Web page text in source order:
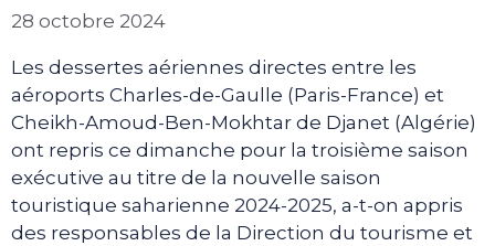
28 octobre 2024
Les dessertes aériennes directes entre les
aéroports Charles-de-Gaulle (Paris-France) et
Cheikh-Amoud-Ben-Mokhtar de Djanet (Algérie)
ont repris ce dimanche pour la troisième saison
exécutive au titre de la nouvelle saison
touristique saharienne 2024-2025, a-t-on appris
des responsables de la Direction du tourisme et